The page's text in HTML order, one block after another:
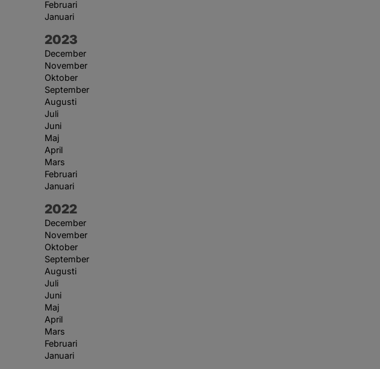
Februari
Januari
År:
2023
December
November
Oktober
September
Augusti
Juli
Juni
Maj
April
Mars
Februari
Januari
År:
2022
December
November
Oktober
September
Augusti
Juli
Juni
Maj
April
Mars
Februari
Januari